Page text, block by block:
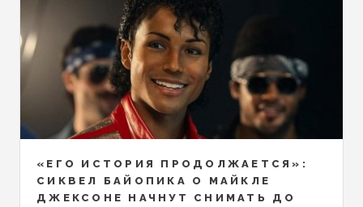
«ЕГО ИСТОРИЯ ПРОДОЛЖАЕТСЯ»:
СИКВЕЛ БАЙОПИКА О МАЙКЛЕ
ДЖЕКСОНЕ НАЧНУТ СНИМАТЬ ДО